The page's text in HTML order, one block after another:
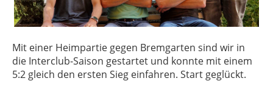
Mit einer Heimpartie gegen Bremgarten sind wir in
die Interclub-Saison gestartet und konnte mit einem
5:2 gleich den ersten Sieg einfahren. Start geglückt.